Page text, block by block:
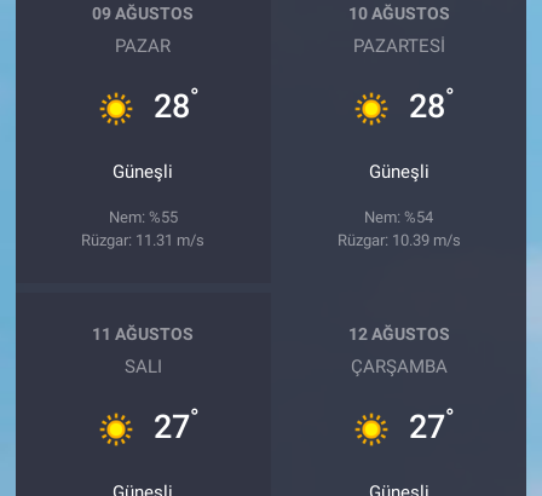
09 AĞUSTOS
PAZAR
28°
Güneşli
Nem: %55
Rüzgar: 11.31 m/s
10 AĞUSTOS
PAZARTESI
28°
Güneşli
Nem: %54
Rüzgar: 10.39 m/s
11 AĞUSTOS
SALI
27°
12 AĞUSTOS
ÇARŞAMBA
27°